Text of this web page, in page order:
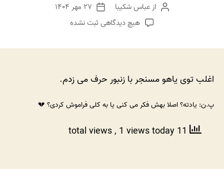
نویسنده
نوشته
از عباس شکیبا
تاریخ
نوشته
۲۷ مهر ۱۴۰۴
هیچ دیدگاهیبرای
ثبت نشده
اغلب توی یاهو مسنجر با زنبور حرف می زدم.
پ.ن: یادته؟ اصلا بهش فکر می کنی یا به کلی فراموش کردی؟ 💔
, 1 views today